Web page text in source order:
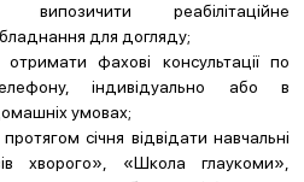
випозичити реабілітаційне
для догляду;
отримати фахові консультації по
індивідуально або в
умовах;
січня відвідати навчальні
хворого», «Школа глаукоми»,